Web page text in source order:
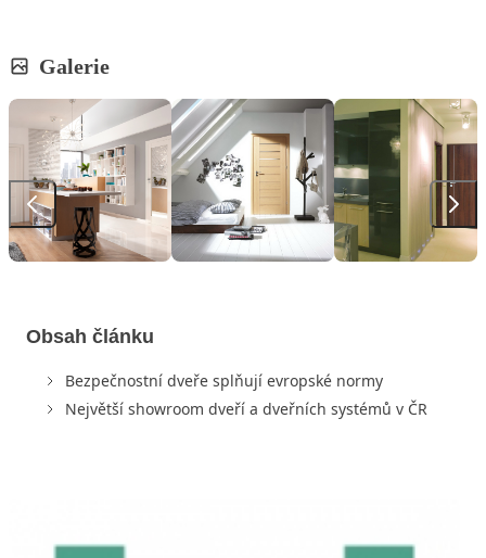
Galerie
Obsah článku
Bezpečnostní dveře splňují evropské normy
Největší showroom dveří a dveřních systémů v ČR